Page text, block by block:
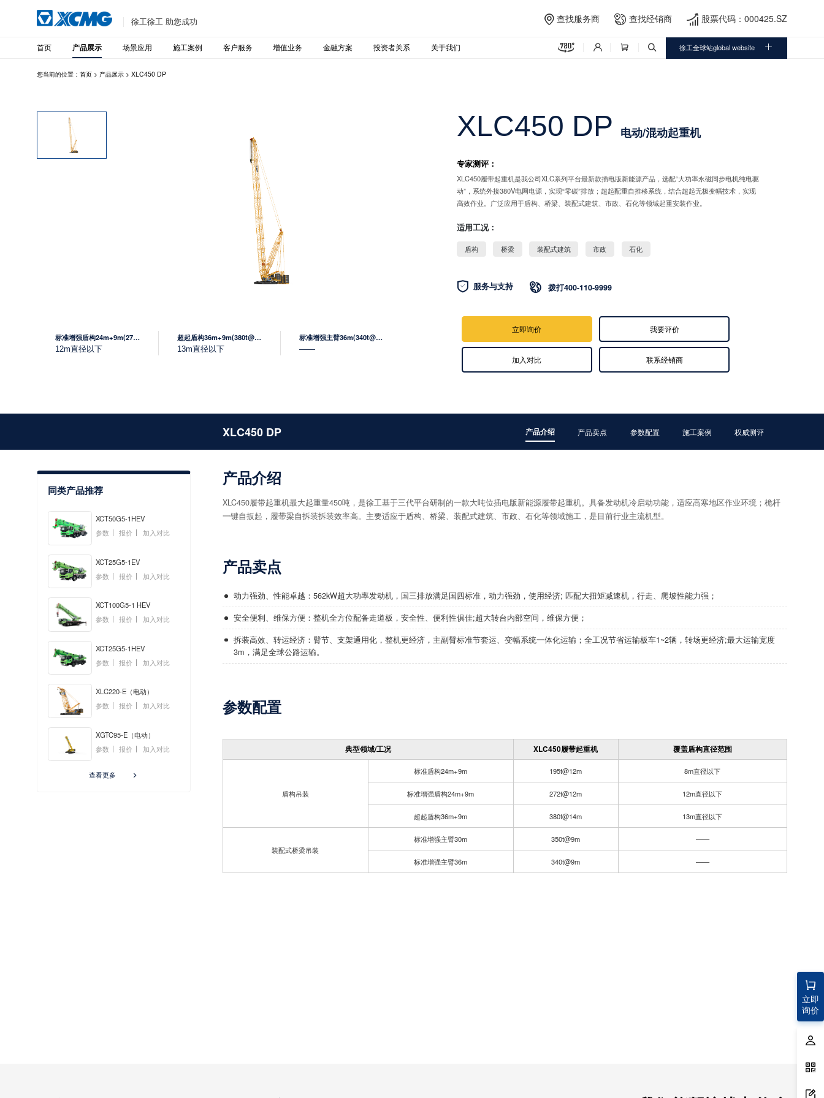
徐工徐工 助您成功  查找服务商  查找经销商  股票代码：000425.SZ
首页 产品展示 场景应用 施工案例 客户服务 增值业务 金融方案 投资者关系 关于我们     徐工全球站global website 
您当前的位置：首页 > 产品展示 >XLC450 DP
标准增强盾构24m+9m(272t@12m)
12m直径以下
超起盾构36m+9m(380t@14m)
13m直径以下
标准增强主臂36m(340t@9m)
——
XLC450 DP 电动/混动起重机
专家测评：
XLC450履带起重机是我公司XLC系列平台最新款插电版新能源产品，选配“大功率永磁同步电机纯电驱
动”，系统外接380V电网电源，实现“零碳”排放；超起配重自推移系统，结合超起无极变幅技术，实现
高效作业。广泛应用于盾构、桥梁、装配式建筑、市政、石化等领域起重安装作业。
适用工况：
盾构 桥梁 装配式建筑 市政 石化
 服务与支持  拨打400-110-9999
立即询价 我要评价
加入对比 联系经销商
XLC450 DP 产品介绍 产品卖点 参数配置 施工案例 权威测评
同类产品推荐
XCT50G5-1HEV
参数
报价 加入对比
XCT25G5-1EV
参数
报价 加入对比
XCT100G5-1 HEV
参数
报价 加入对比
XCT25G5-1HEV
参数
报价 加入对比
XLC220-E（电动）
参数
报价 加入对比
XGTC95-E（电动）
参数
报价 加入对比
查看更多 
产品介绍
XLC450履带起重机最大起重量450吨，是徐工基于三代平台研制的一款大吨位插电版新能源履带起重机。具备发动机冷启动功能，适应高寒地区作业环境；桅杆
一键自扳起，履带梁自拆装拆装效率高。主要适应于盾构、桥梁、装配式建筑、市政、石化等领域施工，是目前行业主流机型。
产品卖点
动力强劲、性能卓越：562kW超大功率发动机，国三排放满足国四标准，动力强劲，使用经济; 匹配大扭矩减速机，行走、爬坡性能力强；
安全便利、维保方便：整机全方位配备走道板，安全性、便利性俱佳;超大转台内部空间，维保方便；
拆装高效、转运经济：臂节、支架通用化，整机更经济，主副臂标准节套运、变幅系统一体化运输；全工况节省运输板车1~2辆，转场更经济;最大运输宽度
3m，满足全球公路运输。
参数配置
典型领域/工况 XLC450履带起重机 覆盖盾构直径范围
盾构吊装
标准盾构24m+9m 195t@12m 8m直径以下
标准增强盾构24m+9m 272t@12m 12m直径以下
超起盾构36m+9m 380t@14m 13m直径以下
装配式桥梁吊装
标准增强主臂30m 350t@9m ——
标准增强主臂36m 340t@9m ——
立即
询价